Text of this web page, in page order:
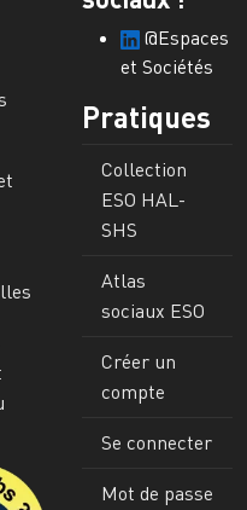
@Espaces
et Sociétés
Pratiques
Collection
ESO HAL-
SHS
Atlas
sociaux ESO
Créer un
compte
Se connecter
Mot de passe